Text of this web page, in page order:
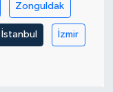
Zonguldak
İstanbul İzmir